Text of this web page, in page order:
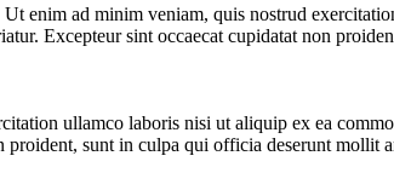
enim ad minim veniam, quis nostrud
Excepteur sint occaecat cupidatat non
ullamco laboris nisi ut aliquip ex ea
sunt in culpa qui officia deserunt mollit